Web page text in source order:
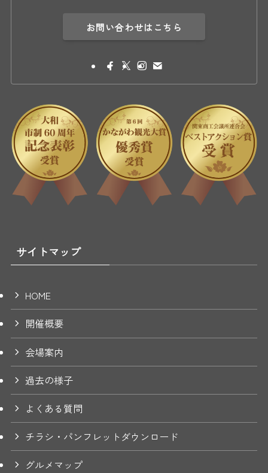
お問い合わせはこちら
サイトマップ
HOME
開催概要
会場案内
過去の様子
よくある質問
チラシ・パンフレットダウンロード
グルメマップ